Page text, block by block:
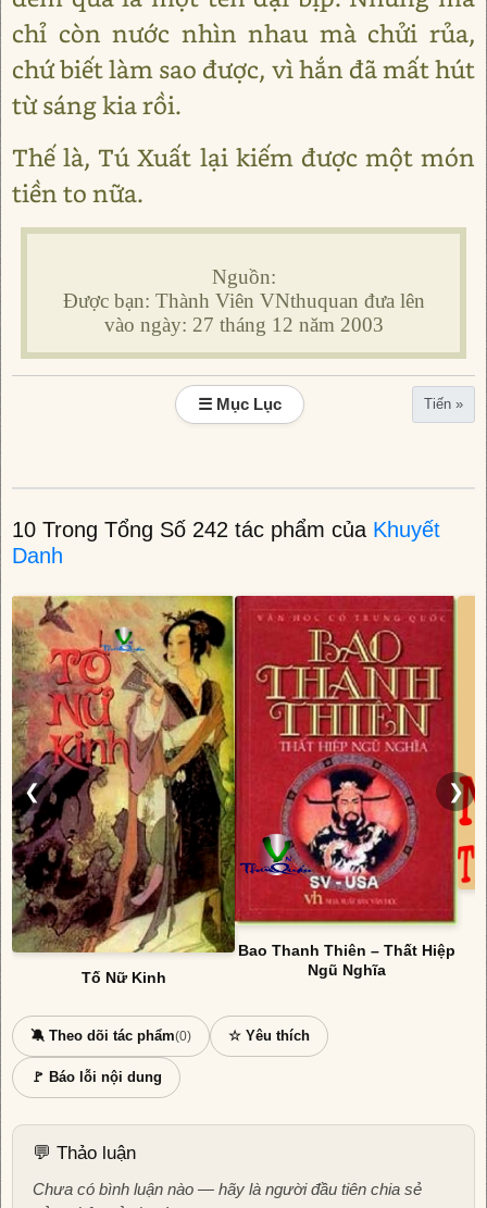
chỉ còn nước nhìn nhau mà chửi rủa,
chứ biết làm sao được, vì hắn đã mất hút
từ sáng kia rồi.
Thế là, Tú Xuất lại kiếm được một món
tiền to nữa.
Nguồn:
Được bạn: Thành Viên VNthuquan đưa lên
vào ngày: 27 tháng 12 năm 2003
☰ Mục Lục Tiến »
10 Trong Tổng Số 242 tác phẩm của Khuyết
Danh
❮
Tố Nữ Kinh
Bao Thanh Thiên – Thất Hiệp
Ngũ Nghĩa
❯
🔕 Theo dõi tác phẩm(0) ☆ Yêu thích
🚩 Báo lỗi nội dung
💬 Thảo luận
Chưa có bình luận nào — hãy là người đầu tiên chia sẻ